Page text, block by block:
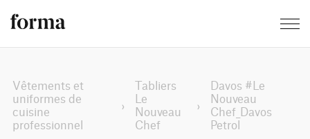
Vêtements et
uniformes de
cuisine
professionnel
›
Tabliers
Le
Nouveau
Chef
›
Davos #Le
Nouveau
Chef_Davos
Petrol